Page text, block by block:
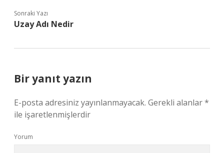
Sonraki Yazı
Uzay Adı Nedir
Bir yanıt yazın
E-posta adresiniz yayınlanmayacak. Gerekli alanlar*
ile işaretlenmişlerdir
Yorum